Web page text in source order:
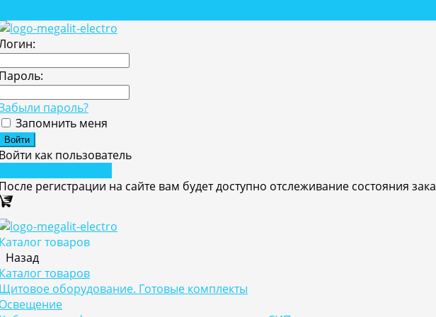
пароль?
Запомнить меня
как пользователь
регистрации на сайте вам будет доступно отслеживание состояния
товаров
Назад
товаров
оборудование. Готовые комплекты